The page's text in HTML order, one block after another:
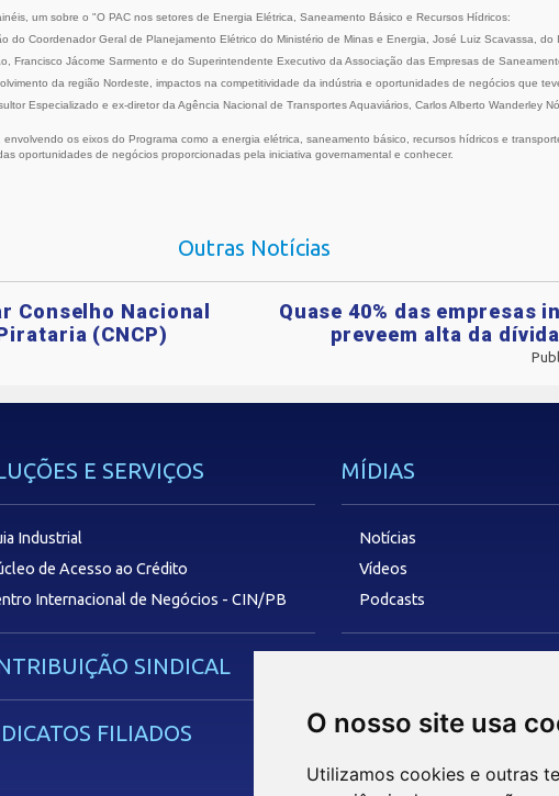
O nosso site usa
Utilizamos cookies e outras
um sobre o "O PAC nos setores de Energia Elétrica, Saneamento Básico e Recursos Hídricos:
do Coordenador Geral de Planejamento Elétrico do Ministério de Minas e Energia, José Luiz Scavassa,
Francisco Jácome Sarmento e do Superintendente Executivo da Associação das Empresas de
da região Nordeste, impactos na competitividade da indústria e oportunidades de negócios que
Especializado e ex-diretor da Agência Nacional de Transportes Aquaviários, Carlos Alberto Wanderley
os eixos do Programa como a energia elétrica, saneamento básico, recursos hídricos e
oportunidades de negócios proporcionadas pela iniciativa governamental e conhecer.
Outras Notícias
Conselho Nacional
(CNCP)
Quase 40% das empresas
preveem alta da
E SERVIÇOS
Industrial
de Acesso ao Crédito
Internacional de Negócios - CIN/PB
SINDICAL
FILIADOS
MÍDIAS
Notícias
Vídeos
Podcasts